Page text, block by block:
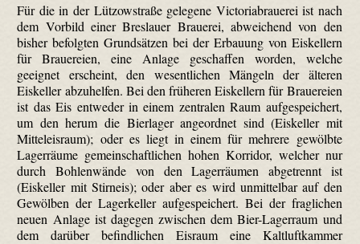
Für die in der Lützow­straße gelegene Victoria­brauerei ist nach
dem Vorbild einer Breslauer Brauerei, abweichend von den
bisher befolgten Grundsätzen bei der Erbauung von Eiskellern
für Brauereien, eine Anlage geschaffen worden, welche
geeignet erscheint, den wesentlichen Mängeln der älteren
Eiskeller abzuhelfen. Bei den früheren Eiskellern für Brauereien
ist das Eis entweder in einem zentralen Raum aufgespeichert,
um den herum die Bierlager angeordnet sind (Eiskeller mit
Mitteleisraum); oder es liegt in einem für mehrere gewölbte
Lagerräume gemeinschaftlichen hohen Korridor, welcher nur
durch Bohlen­wände von den Lagerräumen abgetrennt ist
(Eiskeller mit Stirneis); oder aber es wird unmittelbar auf den
Gewölben der Lagerkeller aufgespeichert. Bei der fraglichen
neuen Anlage ist dagegen zwischen dem Bier-Lagerraum und
dem darüber befindlichen Eisraum eine Kaltluftkammer